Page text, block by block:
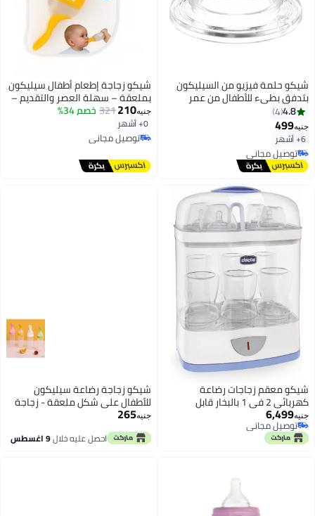
شيكو حلمة فيزيو من السيليكون
بتدفق بطيء للأطفال من عمر
الولادة مكونة من قطعتين
4.8
4
جنيه499
6+ أشهر
توصيل مجاني
توصيل مجاني
شيكو زجاجة إطعام أطفال سيليكون
بملعقة – سهلة العصر والتقديم –
آمنة وخالية من BPA – سعة 90 مل
– من سن 6 شهور
جنيه210
321 خصم 34%
0+ أشهر
توصيل مجاني
توصيل مجاني
شيكو معقم زجاجات رضاعة
كهربائي 2 في 1 بالبخار قابل
تعقيم لهايات ومضخة حليب للاطفال
جنيه6,499
توصيل مجاني
توصيل مجاني
شيكو زجاجة رضاعة سيليكون
للأطفال على شكل ملعقة - زجاجة
ضغط لإطعام الأطفال بالهريس
مل - من عمر 6 أشهر فما فوق
جنيه265
احصل عليه خلال9 اغسطس